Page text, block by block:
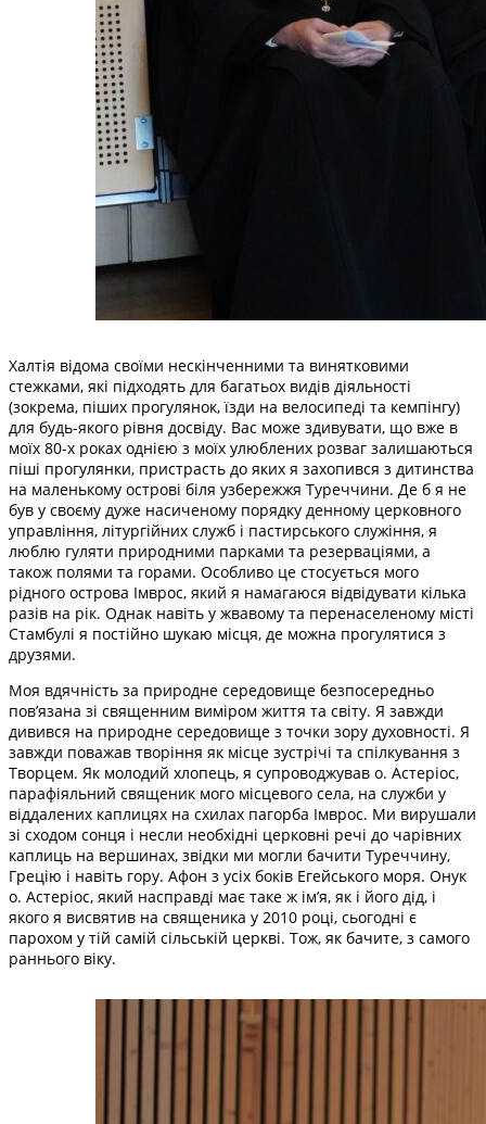
Халтія відома своїми нескінченними та винятковими
стежками, які підходять для багатьох видів діяльності
(зокрема, піших прогулянок, їзди на велосипеді та кемпінгу)
для будь-якого рівня досвіду. Вас може здивувати, що вже в
моїх 80-х роках однією з моїх улюблених розваг залишаються
піші прогулянки, пристрасть до яких я захопився з дитинства
на маленькому острові біля узбережжя Туреччини. Де б я не
був у своєму дуже насиченому порядку денному церковного
управління, літургійних служб і пастирського служіння, я
люблю гуляти природними парками та резерваціями, а
також полями та горами. Особливо це стосується мого
рідного острова Імврос, який я намагаюся відвідувати кілька
разів на рік. Однак навіть у жвавому та перенаселеному місті
Стамбулі я постійно шукаю місця, де можна прогулятися з
друзями.
Моя вдячність за природне середовище безпосередньо
пов’язана зі священним виміром життя та світу. Я завжди
дивився на природне середовище з точки зору духовності. Я
завжди поважав творіння як місце зустрічі та спілкування з
Творцем. Як молодий хлопець, я супроводжував о. Астеріос,
парафіяльний священик мого місцевого села, на служби у
віддалених каплицях на схилах пагорба Імврос. Ми вирушали
зі сходом сонця і несли необхідні церковні речі до чарівних
каплиць на вершинах, звідки ми могли бачити Туреччину,
Грецію і навіть гору. Афон з усіх боків Егейського моря. Онук
о. Астеріос, який насправді має таке ж ім’я, як і його дід, і
якого я висвятив на священика у 2010 році, сьогодні є
парохом у тій самій сільській церкві. Тож, як бачите, з самого
раннього віку.